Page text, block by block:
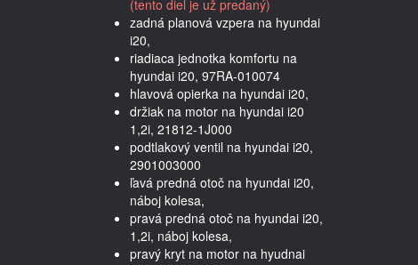
(tento diel je už predaný)
zadná planová vzpera na hyundai
i20,
riadiaca jednotka komfortu na
hyundai i20, 97RA-010074
hlavová opierka na hyundai i20,
držiak na motor na hyundai i20
1,2i, 21812-1J000
podtlakový ventil na hyundai i20,
2901003000
ľavá predná otoč na hyundai i20,
náboj kolesa,
pravá predná otoč na hyundai i20,
1,2i, náboj kolesa,
pravý kryt na motor na hyudnai